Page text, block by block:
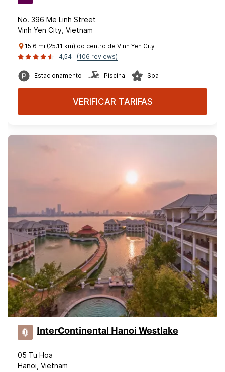
No. 396 Me Linh Street
Vinh Yen City, Vietnam
15.6 mi (25.11 km) do centro de Vinh Yen City
4,54
(106 reviews)
Estacionamento Piscina Spa
VERIFICAR TARIFAS
InterContinental Hanoi Westlake
05 Tu Hoa
Hanoi, Vietnam